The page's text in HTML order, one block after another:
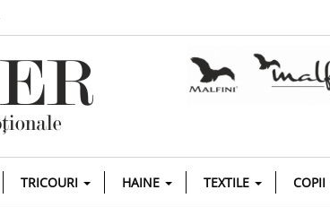
TRICOURI HAINE TEXTILE COPII